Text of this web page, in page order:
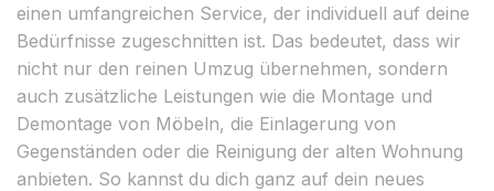
einen umfangreichen Service, der individuell auf deine
Bedürfnisse zugeschnitten ist. Das bedeutet, dass wir
nicht nur den reinen Umzug übernehmen, sondern
auch zusätzliche Leistungen wie die Montage und
Demontage von Möbeln, die Einlagerung von
Gegenständen oder die Reinigung der alten Wohnung
anbieten. So kannst du dich ganz auf dein neues